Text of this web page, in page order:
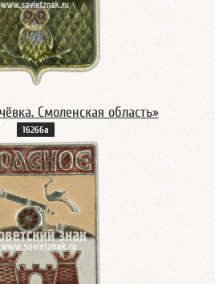
Смоленская область»
16266а